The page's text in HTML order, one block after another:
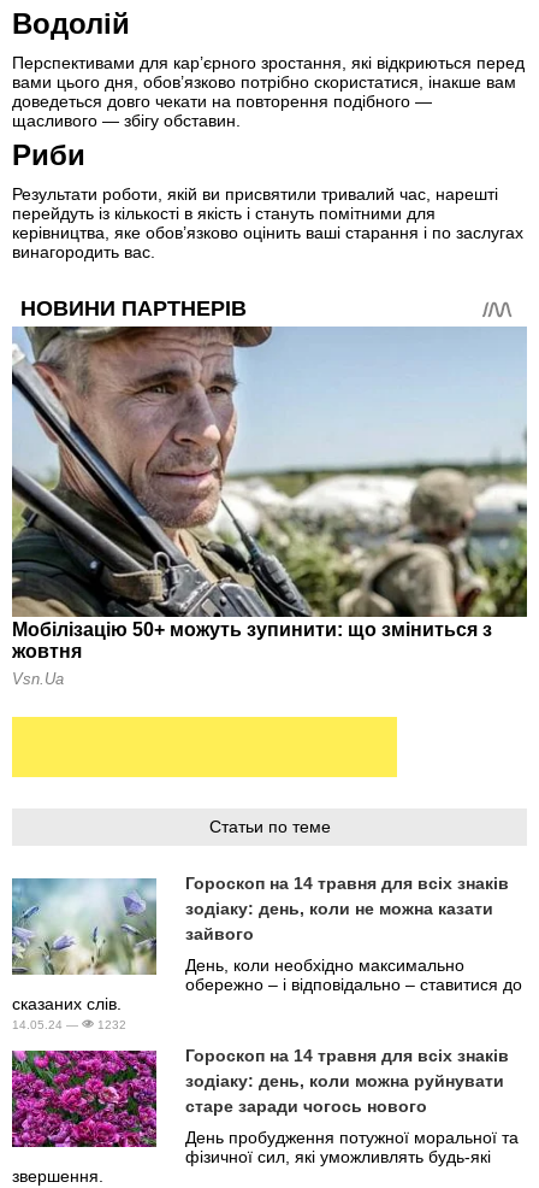
Водолій
Перспективами для кар’єрного зростання, які відкриються перед
вами цього дня, обов’язково потрібно скористатися, інакше вам
доведеться довго чекати на повторення подібного —
щасливого — збігу обставин.
Риби
Результати роботи, якій ви присвятили тривалий час, нарешті
перейдуть із кількості в якість і стануть помітними для
керівництва, яке обов’язково оцінить ваші старання і по заслугах
винагородить вас.
Статьи по теме
Гороскоп на 14 травня для всіх знаків
зодіаку: день, коли не можна казати
зайвого
День, коли необхідно максимально
обережно – і відповідально – ставитися до
сказаних слів.
14.05.24 — 1232
Гороскоп на 14 травня для всіх знаків
зодіаку: день, коли можна руйнувати
старе заради чогось нового
День пробудження потужної моральної та
фізичної сил, які уможливлять будь-які
звершення.